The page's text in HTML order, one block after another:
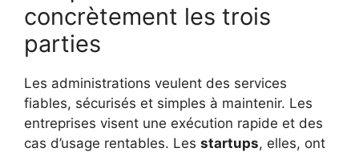
concrètement les trois
parties
Les administrations veulent des services
fiables, sécurisés et simples à maintenir. Les
entreprises visent une exécution rapide et des
cas d’usage rentables. Les startups, elles, ont